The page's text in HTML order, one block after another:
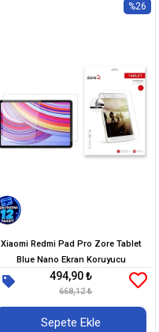
Xiaomi Redmi Pad Pro Zore Tablet
Blue Nano Ekran Koruyucu
494,90 ₺
668,12 ₺
Sepete Ekle
%26